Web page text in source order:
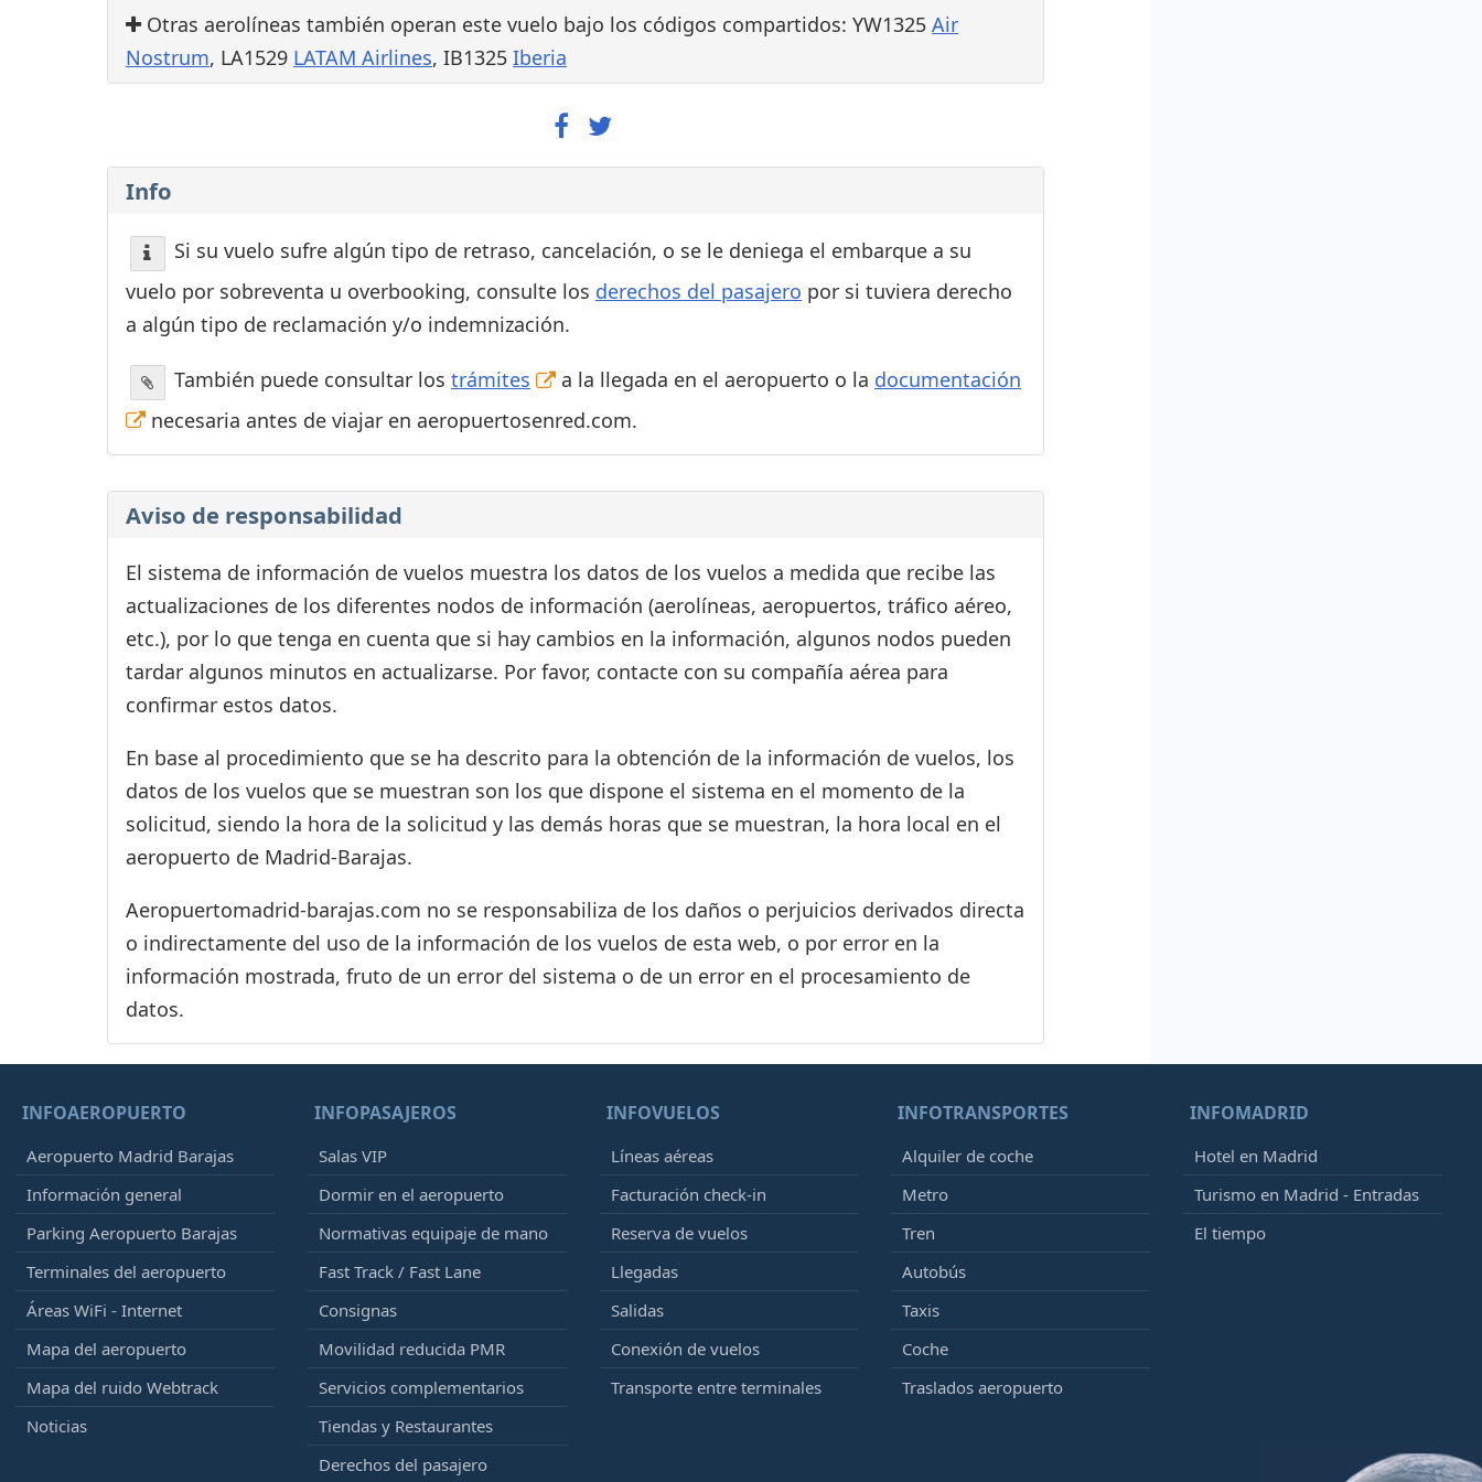
Otras aerolíneas también operan este vuelo bajo los códigos compartidos: YW1325 Air
Nostrum, LA1529 LATAM Airlines, IB1325 Iberia
Info
Si su vuelo sufre algún tipo de retraso, cancelación, o se le deniega el embarque a su
vuelo por sobreventa u overbooking, consulte los derechos del pasajero por si tuviera derecho
a algún tipo de reclamación y/o indemnización.
También puede consultar los trámites a la llegada en el aeropuerto o la documentación
necesaria antes de viajar en aeropuertosenred.com.
Aviso de responsabilidad
El sistema de información de vuelos muestra los datos de los vuelos a medida que recibe las
actualizaciones de los diferentes nodos de información (aerolíneas, aeropuertos, tráfico aéreo,
etc.), por lo que tenga en cuenta que si hay cambios en la información, algunos nodos pueden
tardar algunos minutos en actualizarse. Por favor, contacte con su compañía aérea para
confirmar estos datos.
En base al procedimiento que se ha descrito para la obtención de la información de vuelos, los
datos de los vuelos que se muestran son los que dispone el sistema en el momento de la
solicitud, siendo la hora de la solicitud y las demás horas que se muestran, la hora local en el
aeropuerto de Madrid-Barajas.
Aeropuertomadrid-barajas.com no se responsabiliza de los daños o perjuicios derivados directa
o indirectamente del uso de la información de los vuelos de esta web, o por error en la
información mostrada, fruto de un error del sistema o de un error en el procesamiento de
datos.
INFOAEROPUERTO
Aeropuerto Madrid Barajas
Información general
Parking Aeropuerto Barajas
Terminales del aeropuerto
Áreas WiFi - Internet
Mapa del aeropuerto
Mapa del ruido Webtrack
Noticias
INFOPASAJEROS
Salas VIP
Dormir en el aeropuerto
Normativas equipaje de mano
Fast Track / Fast Lane
Consignas
Movilidad reducida PMR
Servicios complementarios
Tiendas y Restaurantes
Derechos del pasajero
INFOVUELOS
Líneas aéreas
Facturación check-in
Reserva de vuelos
Llegadas
Salidas
Conexión de vuelos
Transporte entre terminales
INFOTRANSPORTES
Alquiler de coche
Metro
Tren
Autobús
Taxis
Coche
Traslados aeropuerto
INFOMADRID
Hotel en Madrid
Turismo en Madrid - Entradas
El tiempo